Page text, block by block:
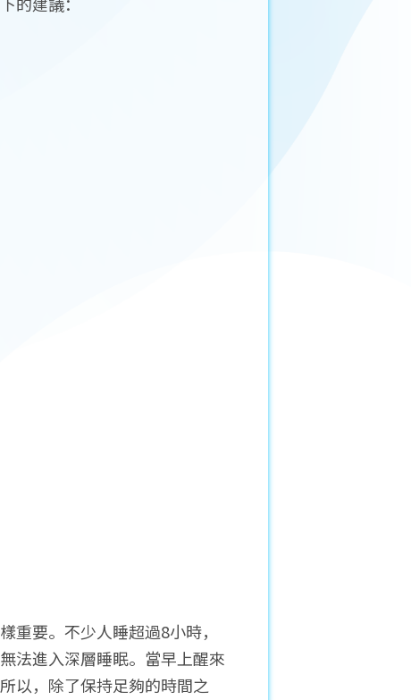
要。不少人睡超過8小時，
法進入深層睡眠。當早上醒來
以，除了保持足夠的時間之